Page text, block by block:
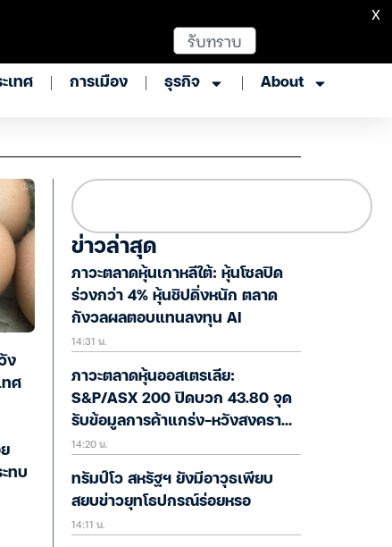
เทศ การเมือง ธุรกิจ About
ง
ทศ
ทบ
ข่าวล่าสุด
ภาวะตลาดหุ้นเกาหลีใต้: หุ้นโซลปิด
ร่วงกว่า 4% หุ้นชิปดิ่งหนัก ตลาด
กังวลผลตอบแทนลงทุน AI
14:31 น.
ภาวะตลาดหุ้นออสเตรเลีย:
S&P/ASX 200 ปิดบวก 43.80 จุด
รับข้อมูลการค้าแกร่ง-หวังสงคราม
อิหร่านยุติ
14:20 น.
ทรัมป์โว สหรัฐฯ ยังมีอาวุธเพียบ
สยบข่าวยุทโธปกรณ์ร่อยหรอ
14:11 น.
รับทราบ
X